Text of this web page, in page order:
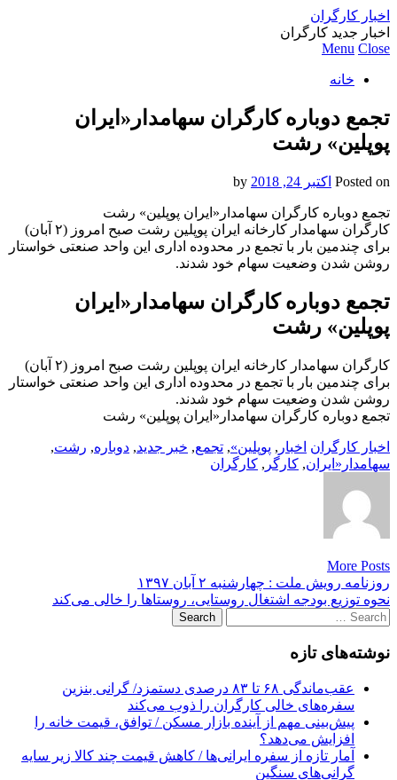
اخبار کارگران
اخبار جدید کارگران
Menu Close
خانه
تجمع دوباره کارگران سهامدار«ایران
پوپلین» رشت
Posted on اکتبر 24, 2018
تجمع دوباره کارگران سهامدار«ایران پوپلین» رشت
کارگران سهامدار کارخانه ایران پوپلین رشت صبح امروز (۲ آبان)
برای چندمین بار با تجمع در محدوده اداری این واحد صنعتی خواستار
روشن شدن وضعیت سهام خود شدند.
تجمع دوباره کارگران سهامدار«ایران
پوپلین» رشت
کارگران سهامدار کارخانه ایران پوپلین رشت صبح امروز (۲ آبان)
برای چندمین بار با تجمع در محدوده اداری این واحد صنعتی خواستار
روشن شدن وضعیت سهام خود شدند.
تجمع دوباره کارگران سهامدار«ایران پوپلین» رشت
اخبار کارگران اخبار , پوپلین», تجمع, خبر جدید, دوباره, رشت,
سهامدار«ایران, کارگر , کارگران
More Posts
Post
navigation
روزنامه رویش ملت : چهارشنبه ۲ آبان ۱۳۹۷
نحوه توزیع بودجه اشتغال روستایی، روستاها را خالی می‌کند
Search
for:
نوشته‌های تازه
عقب‌ماندگی ۶۸ تا ۸۳ درصدی دستمزد/ گرانی بنزین
سفره‌های خالی کارگران را ذوب می‌کند
پیش‌بینی مهم از آینده بازار مسکن / توافق، قیمت خانه را
افزایش می‌دهد؟
آمار تازه از سفره ایرانی‌ها / کاهش قیمت چند کالا زیر سایه
گرانی‌های سنگین